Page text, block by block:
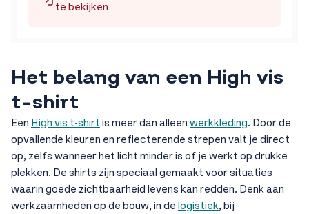
te bekijken
Het belang van een High vis
t-shirt
Een High vis t-shirt is meer dan alleen werkkleding. Door de
opvallende kleuren en reflecterende strepen valt je direct
op, zelfs wanneer het licht minder is of je werkt op drukke
plekken. De shirts zijn speciaal gemaakt voor situaties
waarin goede zichtbaarheid levens kan redden. Denk aan
werkzaamheden op de bouw, in de logistiek, bij